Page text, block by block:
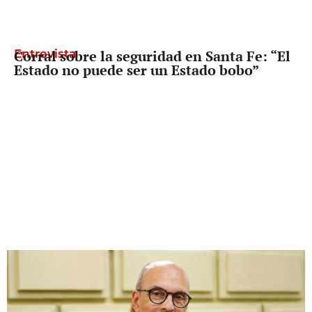
Entrevista
Corral sobre la seguridad en Santa Fe: “El
Estado no puede ser un Estado bobo”